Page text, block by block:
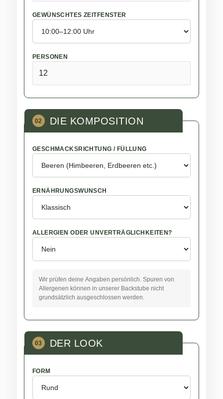
GEWÜNSCHTES ZEITFENSTER
PERSONEN
02 DIE KOMPOSITION
GESCHMACKSRICHTUNG / FÜLLUNG
ERNÄHRUNGSWUNSCH
ALLERGIEN ODER UNVERTRÄGLICHKEITEN?
Wir prüfen deine Angaben persönlich. Spuren von
Allergenen können in unserer Backstube nicht
grundsätzlich ausgeschlossen werden.
03 DER LOOK
FORM